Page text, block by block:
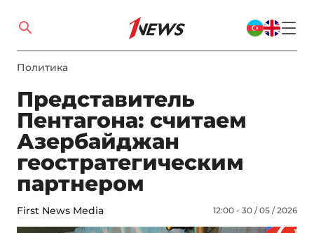
Политика
Представитель
Пентагона: считаем
Азербайджан
геостратегическим
партнером
First News Media 12:00 - 30 / 05 / 2026